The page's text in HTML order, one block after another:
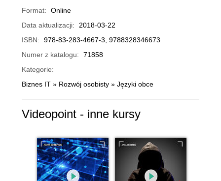
Format:
Online
Data aktualizacji:
2018-03-22
ISBN:
978-83-283-4667-3, 9788328346673
Numer z katalogu:
71858
Kategorie:
Biznes IT » Rozwój osobisty » Języki obce
Videopoint - inne kursy